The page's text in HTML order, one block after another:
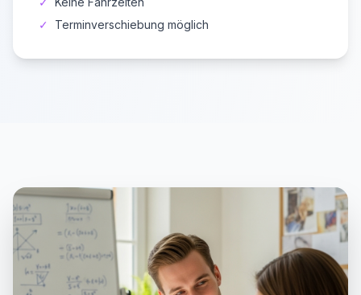
✓
Terminverschiebung möglich